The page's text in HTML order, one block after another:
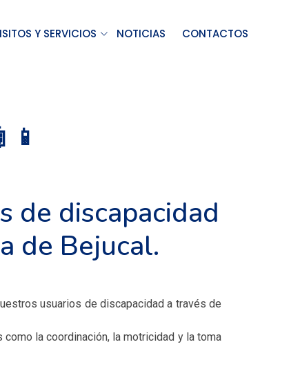
Y SERVICIOS NOTICIAS CONTACTOS
📱
de discapacidad
de Bejucal.
usuarios de discapacidad a través de
la coordinación, la motricidad y la toma